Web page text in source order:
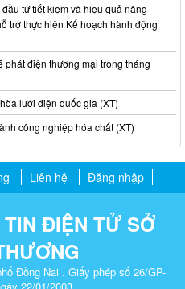
tư tiết kiệm và hiệu quả năng
trợ thực hiện Kế hoạch hành động
phát điện thương mại trong tháng
lưới điện quốc gia (XT)
công nghiệp hóa chất (XT)
Liên hệ Đăng nhập
ĐIỆN TỬ SỞ
Đồng Nai . Giấy phép số 26/GP-